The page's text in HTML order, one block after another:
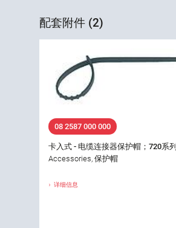
配套附件 (2)
08 2587 000 000
卡入式 - 电缆连接器保护帽；720系列
Accessories, 保护帽
详细信息